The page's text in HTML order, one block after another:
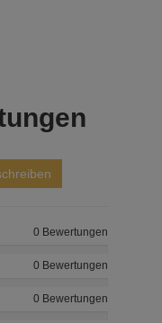
0 Bewertungen
0 Bewertungen
0 Bewertungen